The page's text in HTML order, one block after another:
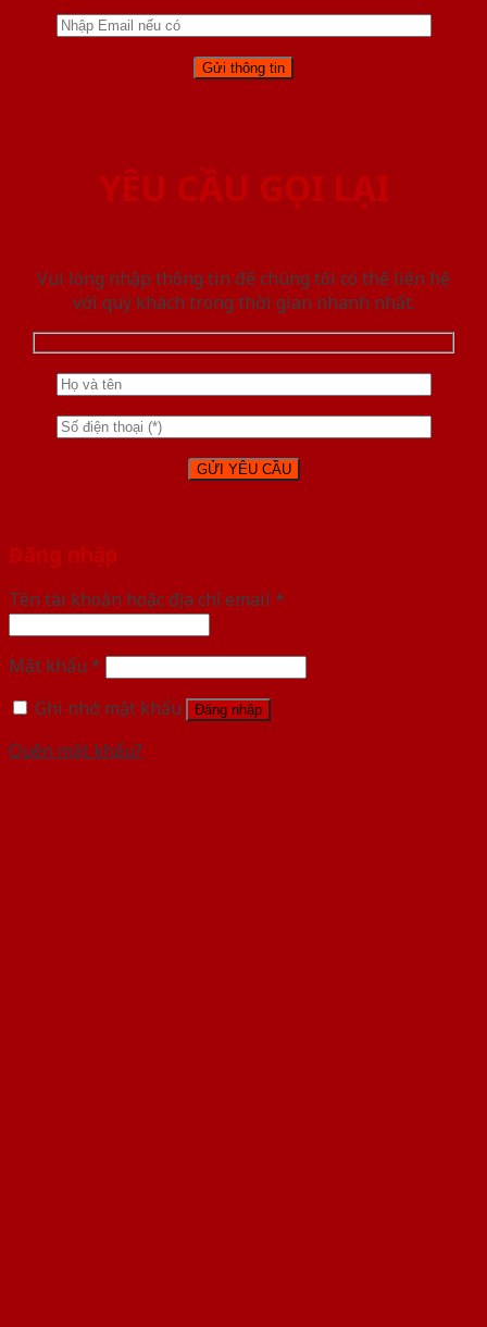
YÊU CẦU GỌI LẠI
Vui lòng nhập thông tin để chúng tôi có thể liên hệ
với quý khách trong thời gian nhanh nhất.
Đăng nhập
Tên tài khoản hoặc địa chỉ email *
Mật khẩu *
Ghi nhớ mật khẩu
Đăng nhập
Quên mật khẩu?